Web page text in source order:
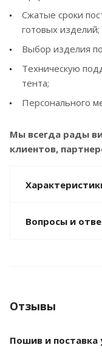
Сжатые сроки
готовых изделий;
Выбор изделия
Техническую
тента;
Персонального
Мы всегда рады
клиентов,
Вопросы и
Отзывы
Пошив и поставка